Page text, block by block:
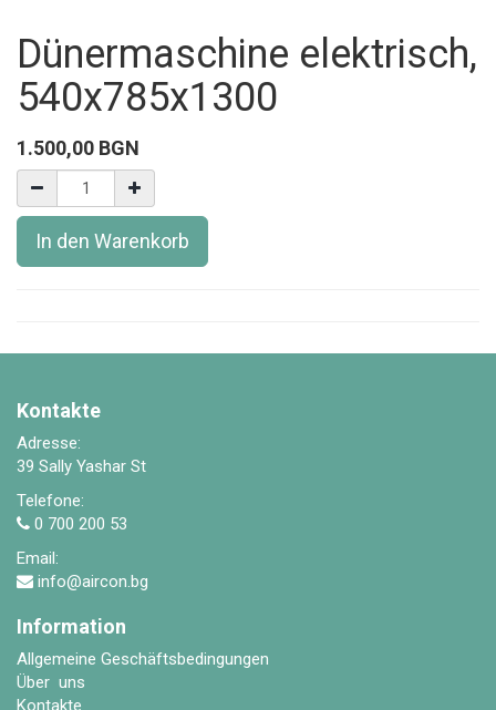
Dünermaschine elektrisch,
540x785x1300
1.500,00 BGN
In den Warenkorb
Kontakte
Adresse:
39 Sally Yashar St
Telefone:
0 700 200 53
Email:
info@aircon.bg
Information
Allgemeine Geschäftsbedingungen
Über uns
Kontakte